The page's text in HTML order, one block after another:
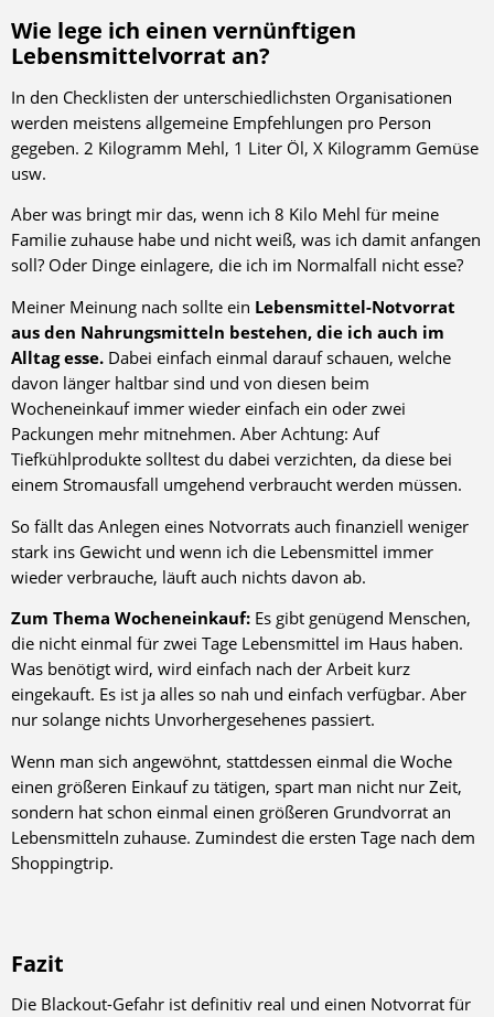
Wie lege ich einen vernünftigen
Lebensmittelvorrat an?
In den Checklisten der unterschiedlichsten Organisationen
werden meistens allgemeine Empfehlungen pro Person
gegeben. 2 Kilogramm Mehl, 1 Liter Öl, X Kilogramm Gemüse
usw.
Aber was bringt mir das, wenn ich 8 Kilo Mehl für meine
Familie zuhause habe und nicht weiß, was ich damit anfangen
soll? Oder Dinge einlagere, die ich im Normalfall nicht esse?
Meiner Meinung nach sollte ein Lebensmittel-Notvorrat
aus den Nahrungsmitteln bestehen, die ich auch im
Alltag esse. Dabei einfach einmal darauf schauen, welche
davon länger haltbar sind und von diesen beim
Wocheneinkauf immer wieder einfach ein oder zwei
Packungen mehr mitnehmen. Aber Achtung: Auf
Tiefkühlprodukte solltest du dabei verzichten, da diese bei
einem Stromausfall umgehend verbraucht werden müssen.
So fällt das Anlegen eines Notvorrats auch finanziell weniger
stark ins Gewicht und wenn ich die Lebensmittel immer
wieder verbrauche, läuft auch nichts davon ab.
Zum Thema Wocheneinkauf: Es gibt genügend Menschen,
die nicht einmal für zwei Tage Lebensmittel im Haus haben.
Was benötigt wird, wird einfach nach der Arbeit kurz
eingekauft. Es ist ja alles so nah und einfach verfügbar. Aber
nur solange nichts Unvorhergesehenes passiert.
Wenn man sich angewöhnt, stattdessen einmal die Woche
einen größeren Einkauf zu tätigen, spart man nicht nur Zeit,
sondern hat schon einmal einen größeren Grundvorrat an
Lebensmitteln zuhause. Zumindest die ersten Tage nach dem
Shoppingtrip.
Fazit
Die Blackout-Gefahr ist definitiv real und einen Notvorrat für